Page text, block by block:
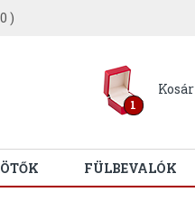
)
1
Kosár
FÜLBEVALÓK